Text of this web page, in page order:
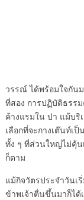
วรรณ์ ได้พร้อมใจกัน
ที่สอง การปฏิบัติธรร
ค้างแรมใน ป่า แม้บ
เลือกที่จะกางเต๊นท์เ
ทั้ง ๆ ที่ส่วนใหญ่ไม่คุ้น
ก็ตาม
แม้กิจวัตรประจำวันเ
ข้าพเจ้าตื่นขึ้นมาก็ได้